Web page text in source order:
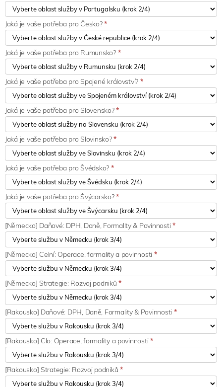
Jaká je vaše potřeba pro Česko?*
Jaká je vaše potřeba pro Rumunsko? *
Jaká je vaše potřeba pro Spojené království? *
Jaká je vaše potřeba pro Slovensko?*
Jaká je vaše potřeba pro Slovinsko?*
Jaká je vaše potřeba pro Švédsko? *
Jaká je vaše potřeba pro Švýcarsko?*
[Německo] Daňové: DPH, Daně, Formality & Povinnosti*
[Německo] Celní: Operace, formality a povinnosti *
[Německo] Strategie: Rozvoj podniků*
[Rakousko] Daňové: DPH, Daně, Formality & Povinnosti *
[Rakousko] Clo: Operace, formality a povinnosti*
[Rakousko] Strategie: Rozvoj podniků *